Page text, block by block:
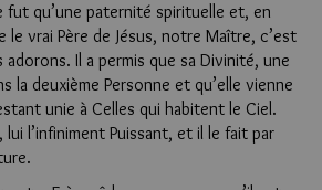
fut qu’une paternité spirituelle et, en
vrai Père de Jésus, notre Maître, c’est
adorons. Il a permis que sa Divinité, une
la deuxième Personne et qu’elle vienne
unie à Celles qui habitent le Ciel.
lui l’infiniment Puissant, et il le fait par